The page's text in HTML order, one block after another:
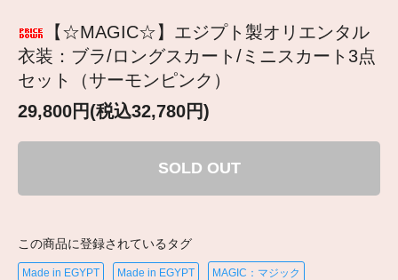
【☆MAGIC☆】エジプト製オリエンタル
衣装：ブラ/ロングスカート/ミニスカート3点
セット（サーモンピンク）
29,800円(税込32,780円)
SOLD OUT
この商品に登録されているタグ
Made in EGYPT Made in EGYPT MAGIC：マジック